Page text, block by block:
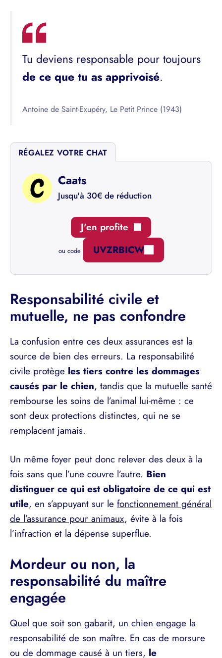
Tu deviens responsable pour toujours
de ce que tu as apprivoisé.
Antoine de Saint-Exupéry, Le Petit Prince (1943)
RÉGALEZ VOTRE CHAT
Caats
Jusqu'à 30€ de réduction
J'en profite
ou code UVZRBICW
Responsabilité civile et
mutuelle, ne pas confondre
La confusion entre ces deux assurances est la
source de bien des erreurs. La responsabilité
civile protège les tiers contre les dommages
causés par le chien, tandis que la mutuelle santé
rembourse les soins de l’animal lui-même : ce
sont deux protections distinctes, qui ne se
remplacent jamais.
Un même foyer peut donc relever des deux à la
fois sans que l’une couvre l’autre. Bien
distinguer ce qui est obligatoire de ce qui est
utile, en s’appuyant sur le fonctionnement général
de l’assurance pour animaux, évite à la fois
l’infraction et la dépense superflue.
Mordeur ou non, la
responsabilité du maître
engagée
Quel que soit son gabarit, un chien engage la
responsabilité de son maître. En cas de morsure
ou de dommage causé à un tiers, le